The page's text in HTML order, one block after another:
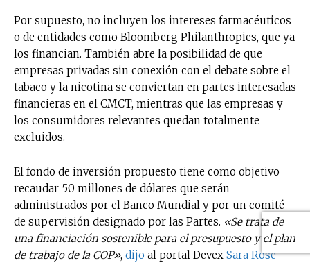
Por supuesto, no incluyen los intereses farmacéuticos
o de entidades como Bloomberg Philanthropies, que ya
los financian. También abre la posibilidad de que
empresas privadas sin conexión con el debate sobre el
tabaco y la nicotina se conviertan en partes interesadas
financieras en el CMCT, mientras que las empresas y
los consumidores relevantes quedan totalmente
excluidos.
El fondo de inversión propuesto tiene como objetivo
recaudar 50 millones de dólares que serán
administrados por el Banco Mundial y por un comité
de supervisión designado por las Partes. «Se trata de
una financiación sostenible para el presupuesto y el plan
de trabajo de la COP», dijo al portal Devex Sara Rose